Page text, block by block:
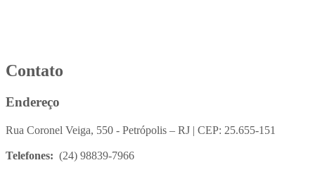
Contato
Endereço
Rua Coronel Veiga, 550 - Petrópolis – RJ | CEP: 25.655-151
Telefones: (24) 98839-7966